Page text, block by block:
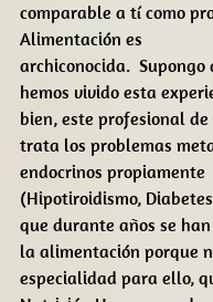
comparable a tí como
Alimentación es
archiconocida.  Supongo
hemos vivido esta
bien, este profesional
trata los problemas
endocrinos propiamente
(Hipotiroidismo,
que durante años se
la alimentación porque
especialidad para ello,